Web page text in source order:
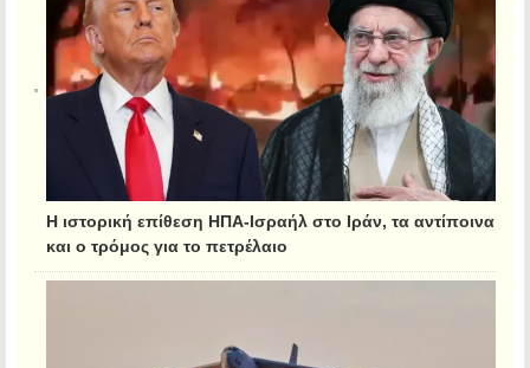
Η ιστορική επίθεση ΗΠΑ-Ισραήλ στο Ιράν, τα αντίποινα
και ο τρόμος για το πετρέλαιο